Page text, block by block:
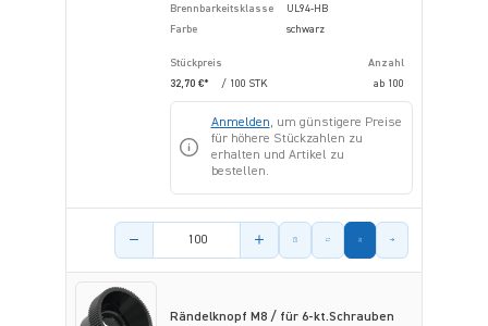
Brennbarkeitsklasse
UL94-HB
Farbe
schwarz
Stückpreis
Anzahl
32,70 €*
/ 100 STK ab 100
Anmelden, um günstigere Preise
für höhere Stückzahlen zu
erhalten und Artikel zu
bestellen.
Menge des Artikels
Rändelknopf M8 / für 6-kt.Schrauben